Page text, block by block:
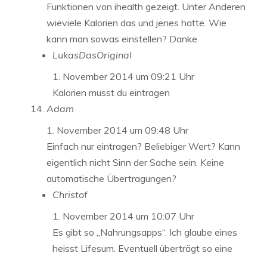
Funktionen von ihealth gezeigt. Unter Anderen
wieviele Kalorien das und jenes hatte. Wie
kann man sowas einstellen? Danke
LukasDasOriginal
1. November 2014 um 09:21 Uhr
Kalorien musst du eintragen
Adam
1. November 2014 um 09:48 Uhr
Einfach nur eintragen? Beliebiger Wert? Kann
eigentlich nicht Sinn der Sache sein. Keine
automatische Übertragungen?
Christof
1. November 2014 um 10:07 Uhr
Es gibt so „Nahrungsapps“. Ich glaube eines
heisst Lifesum. Eventuell überträgt so eine